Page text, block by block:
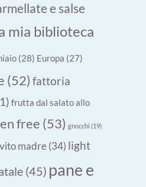
e salse
mia biblioteca
(28) Europa (27)
(52) fattoria
frutta dal salato allo
free (53) gnocchi (19)
madre(34) light
(45) pane e